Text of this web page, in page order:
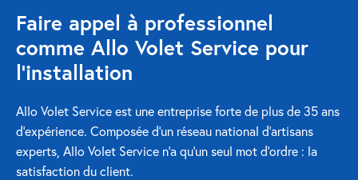
Réparation store banne
Réparation portail
Réparation porte de garage
Modernisation et domotique
Faire appel à professionnel
comme Allo Volet Service pour
l’installation
Allo Volet Service est une entreprise forte de plus de 35 ans
d’expérience. Composée d’un réseau national d’artisans
experts, Allo Volet Service n’a qu’un seul mot d’ordre : la
satisfaction du client.